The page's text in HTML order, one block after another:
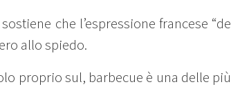
che l’espressione francese “de
allo spiedo.
proprio sul, barbecue è una delle più